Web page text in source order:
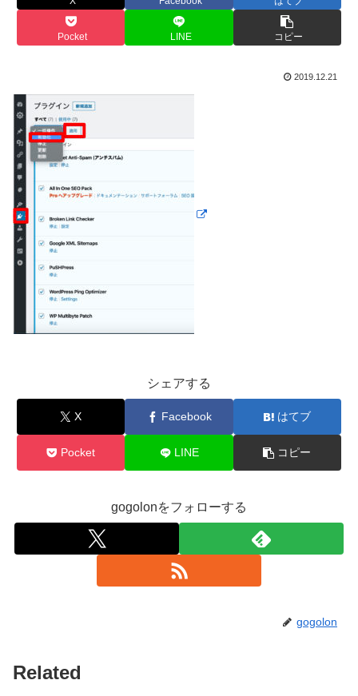
Pocket LINE コピー
2019.12.21
シェアする
X Facebook はてブ
Pocket LINE コピー
gogolonをフォローする
gogolon
Related